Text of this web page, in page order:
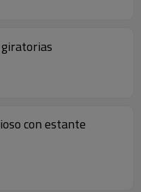
con estante